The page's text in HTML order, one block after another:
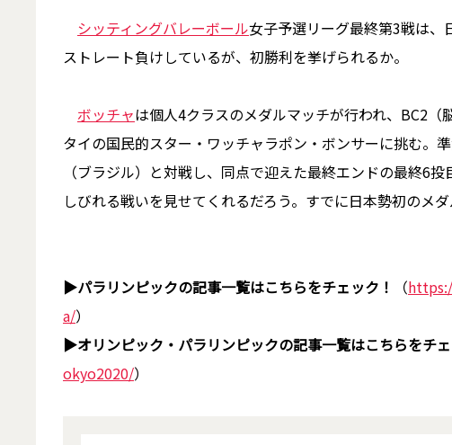
シッティングバレーボール女子予選リーグ最終第3戦は、
ストレート負けしているが、初勝利を挙げられるか。
ボッチャは個人4クラスのメダルマッチが行われ、BC2
タイの国民的スター・ワッチャラポン・ボンサーに挑む。
（ブラジル）と対戦し、同点で迎えた最終エンドの最終6
しびれる戦いを見せてくれるだろう。すでに日本勢初のメ
▶パラリンピックの記事一覧はこちらをチェック！ （
a/）
▶オリンピック・パラリンピックの記事一覧はこちらをチェ
okyo2020/）